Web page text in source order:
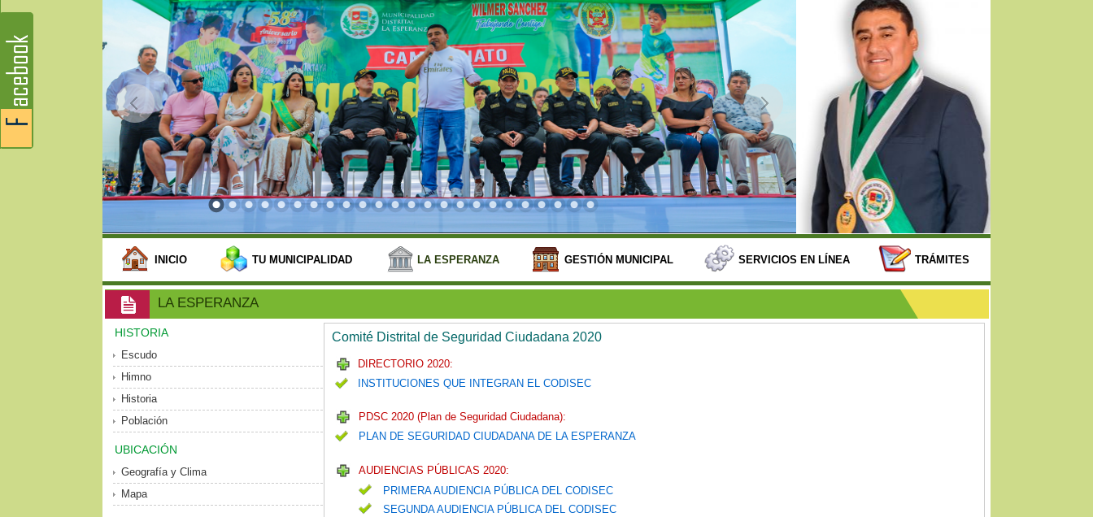
INICIO TU MUNICIPALIDAD LA ESPERANZA GESTIÓN MUNICIPAL SERVICIOS EN LÍNEA TRÁMITES
LA ESPERANZA
HISTORIA
Escudo
Himno
Historia
Población
UBICACIÓN
Geografía y Clima
Mapa
Comité Distrital de Seguridad Ciudadana 2020
DIRECTORIO 2020:
INSTITUCIONES QUE INTEGRAN EL CODISEC
PDSC 2020 (Plan de Seguridad Ciudadana):
PLAN DE SEGURIDAD CIUDADANA DE LA ESPERANZA
AUDIENCIAS PÚBLICAS 2020:
PRIMERA AUDIENCIA PÚBLICA DEL CODISEC
SEGUNDA AUDIENCIA PÚBLICA DEL CODISEC